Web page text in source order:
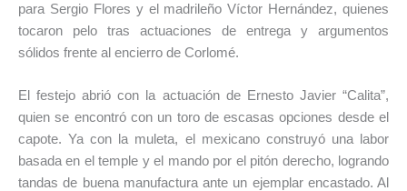
para Sergio Flores y el madrileño Víctor Hernández, quienes
tocaron pelo tras actuaciones de entrega y argumentos
sólidos frente al encierro de Corlomé.
El festejo abrió con la actuación de Ernesto Javier “Calita”,
quien se encontró con un toro de escasas opciones desde el
capote. Ya con la muleta, el mexicano construyó una labor
basada en el temple y el mando por el pitón derecho, logrando
tandas de buena manufactura ante un ejemplar encastado. Al